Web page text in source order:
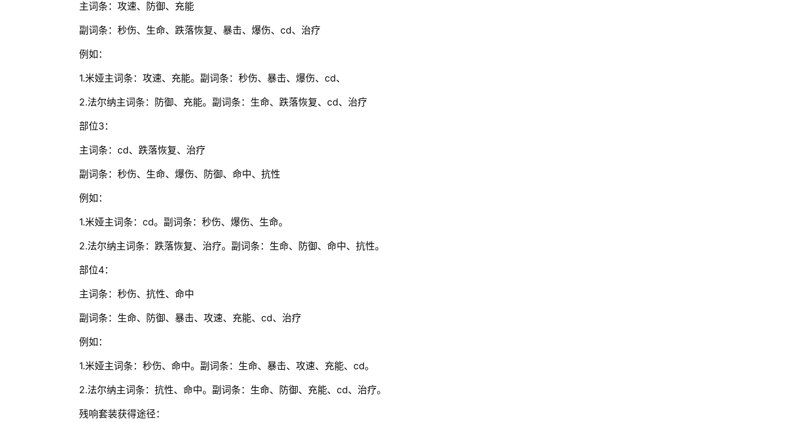
主词条：攻速、防御、充能
副词条：秒伤、生命、跌落恢复、暴击、爆伤、cd、治疗
例如：
1.米娅主词条：攻速、充能。副词条：秒伤、暴击、爆伤、cd、
2.法尔纳主词条：防御、充能。副词条：生命、跌落恢复、cd、治疗
部位3：
主词条：cd、跌落恢复、治疗
副词条：秒伤、生命、爆伤、防御、命中、抗性
例如：
1.米娅主词条：cd。副词条：秒伤、爆伤、生命。
2.法尔纳主词条：跌落恢复、治疗。副词条：生命、防御、命中、抗性。
部位4：
主词条：秒伤、抗性、命中
副词条：生命、防御、暴击、攻速、充能、cd、治疗
例如：
1.米娅主词条：秒伤、命中。副词条：生命、暴击、攻速、充能、cd。
2.法尔纳主词条：抗性、命中。副词条：生命、防御、充能、cd、治疗。
残响套装获得途径：